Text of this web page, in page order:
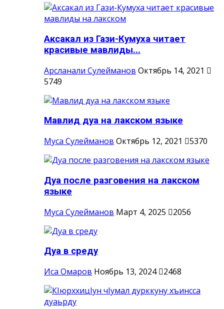
Аксакал из Гази-Кумуха читает
красивые мавлиды...
Арсланали Сулейманов Октябрь 14, 2021
5749
Мавлид дуа на лакском языке
Муса Сулейманов Октябрь 12, 2021 5370
Дуа после разговения на лакском
языке
Муса Сулейманов Март 4, 2025 2056
Дуа в среду
Иса Омаров Ноябрь 13, 2024 2468